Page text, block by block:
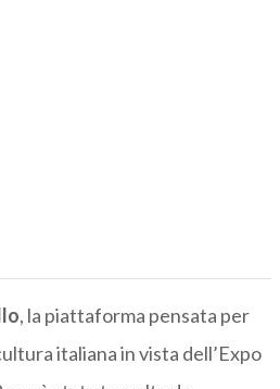
, la piattaforma pensata per
italiana in vista dell’Expo